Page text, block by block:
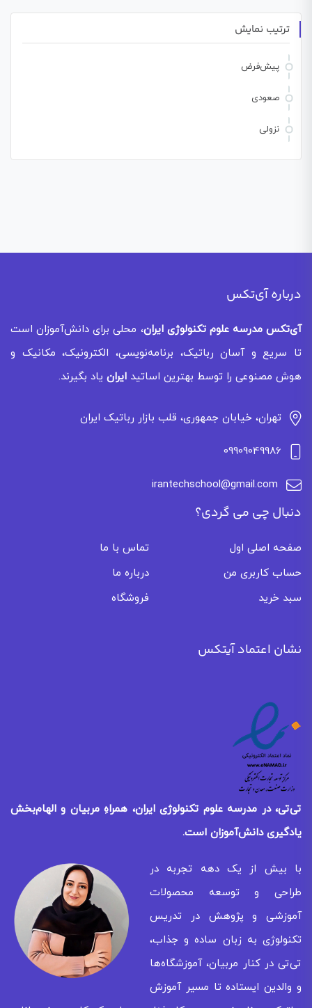
ترتیب نمایش
پیش‌فرض
صعودی
نزولی
درباره آی‌تکس
آی‌تکس مدرسه علوم تکنولوژی ایران، محلی برای دانش‌آموزان است
تا سریع و آسان رباتیک، برنامه‌نویسی، الکترونیک، مکانیک و
هوش مصنوعی را توسط بهترین اساتید ایران یاد بگیرند.
تهران، خیابان جمهوری، قلب بازار رباتیک ایران
09909049986
irantechschool@gmail.com
دنبال چی می گردی؟
صفحه اصلی اول
تماس با ما
حساب کاربری من
درباره ما
سبد خرید
فروشگاه
نشان اعتماد آیتکس
تی‌تی، در مدرسه علوم تکنولوژی ایران، همراهِ مربیان و الهام‌بخش
یادگیریدانش‌آموزان است.
با بیش از یک دهه تجربه در
طراحی و توسعه محصولات
آموزشی و پژوهش در تدریس
تکنولوژی به زبان ساده و جذاب،
تی‌تی در کنار مربیان، آموزشگاه‌ها
و والدین ایستاده تا مسیر آموزش